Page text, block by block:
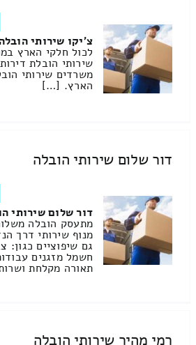
צ'יקו שירותי
לכול חלקי הארץ
שירותי הובלת
משרדים שירותי
הארץ. […]
דור שלום שירותי הובלה
דור שלום שירותי
מתעסק הובלה
מנוף שירותי דרך
גם שיפוציים כגון:
חשמל מזגנים
תאורה מקלחת
רמי מהיר שירותי הובלה